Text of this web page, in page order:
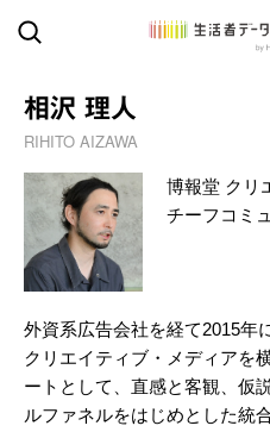
相沢 理人
RIHITO AIZAWA
博報堂 ク
チーフコミ
外資系広告会社を経て2015年
クリエイティブ・メディアを
ートとして、直感と客観、仮
ルファネルをはじめとした統